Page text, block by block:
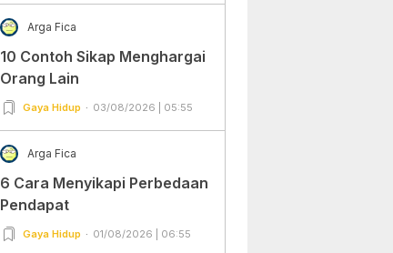
Arga Fica
10 Contoh Sikap Menghargai
Orang Lain
Gaya Hidup 03/08/2026 | 05:55
Arga Fica
6 Cara Menyikapi Perbedaan
Pendapat
Gaya Hidup 01/08/2026 | 06:55